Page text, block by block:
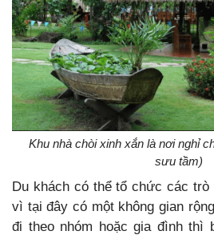
Khu nhà chòi xinh xắn là nơi nghỉ
sưu tầm)
Du khách có thể tổ chức các
vì tại đây có một không gian
đi theo nhóm hoặc gia đình thì